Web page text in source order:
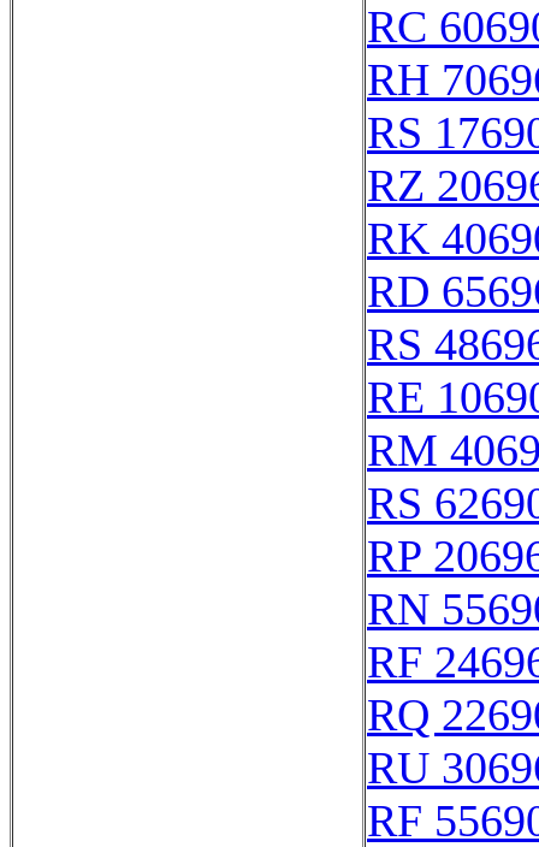
RC
RH
RS
RZ
RK
RD
RS
RE
RM
RS
RP
RN
RF
RQ
RU
RF